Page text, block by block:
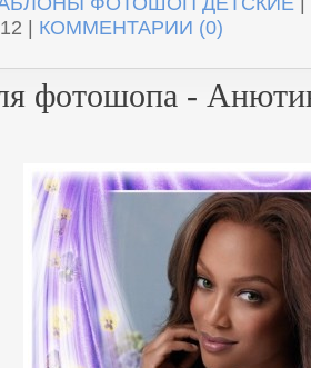
| КОММЕНТАРИИ (0)
фотошопа -